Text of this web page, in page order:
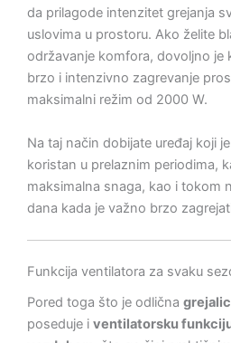
da prilagode intenzitet grejanja
uslovima u prostoru. Ako želite
održavanje komfora, dovoljno je
brzo i intenzivno zagrevanje
maksimalni režim od 2000 W.
Na taj način dobijate uređaj koji
koristan u prelaznim periodima,
maksimalna snaga, kao i tokom
dana kada je važno brzo
Funkcija ventilatora za svaku
Pored toga što je odlična
poseduje i ventilatorsku